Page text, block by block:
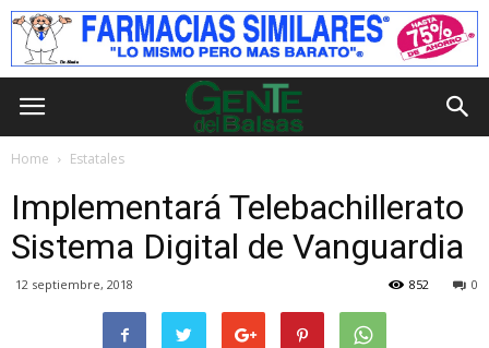
Home Estatales
Implementará Telebachillerato
Sistema Digital de Vanguardia
12 septiembre, 2018 0
852